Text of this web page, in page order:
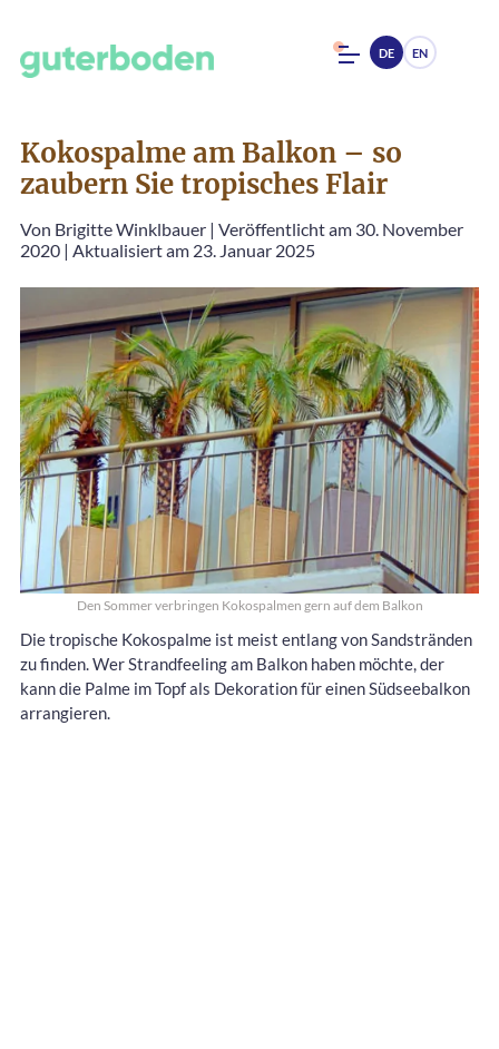
DE EN
Kokospalme am Balkon – so
zaubern Sie tropisches Flair
Von Brigitte Winklbauer | Veröffentlicht am 30. November
2020 | Aktualisiert am 23. Januar 2025
Den Sommer verbringen Kokospalmen gern auf dem Balkon
Die tropische Kokospalme ist meist entlang von Sandstränden
zu finden. Wer Strandfeeling am Balkon haben möchte, der
kann die Palme im Topf als Dekoration für einen Südseebalkon
arrangieren.